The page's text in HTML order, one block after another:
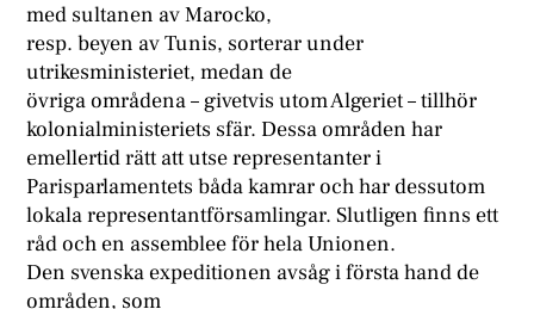
med sultanen av Marocko,
resp. beyen av Tunis, sorterar under
utrikesministeriet, medan de
övriga områdena – givetvis utom Algeriet – tillhör
kolonialministeriets sfär. Dessa områden har
emellertid rätt att utse representanter i
Parisparlamentets båda kamrar och har dessutom
lokala representantförsamlingar. Slutligen finns ett
råd och en assemblee för hela Unionen.
Den svenska expeditionen avsåg i första hand de
områden, som